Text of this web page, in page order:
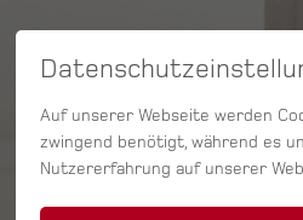
SERVICES
Auf unserer Webseite werden
zwingend benötigt, während es
Nutzererfahrung auf unserer